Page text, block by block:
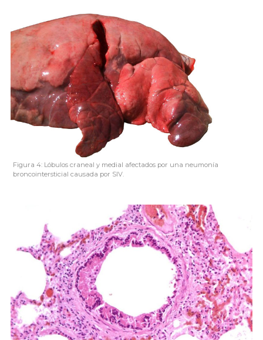
Figura 4: Lóbulos craneal y medial afectados por una neumonía
broncointersticial causada por SIV.